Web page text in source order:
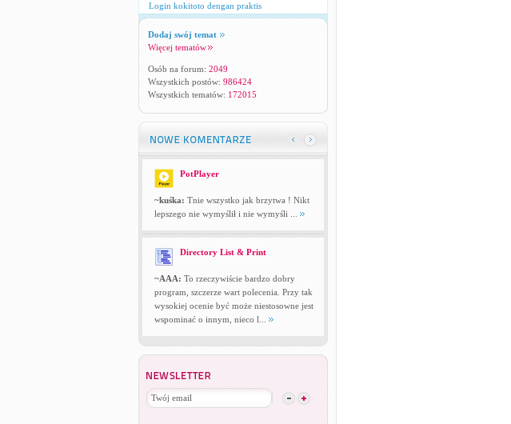
Login kokitoto dengan praktis
Dodaj swój temat
Więcej tematów
Osób na forum: 2049
Wszystkich postów: 986424
Wszystkich tematów: 172015
PotPlayer
~kuśka: Tnie wszystko jak brzytwa ! Nikt
lepszego nie wymyślił i nie wymyśli ...
Directory List & Print
~AAA: To rzeczywiście bardzo dobry
program, szczerze wart polecenia. Przy tak
wysokiej ocenie być może niestosowne jest
wspominać o innym, nieco l...